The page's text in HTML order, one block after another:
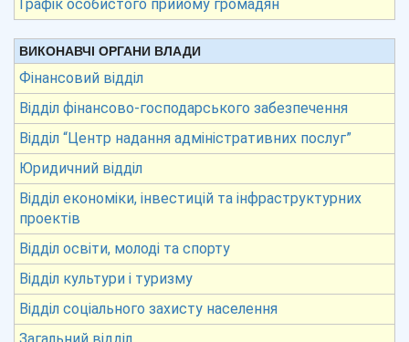
Графік особистого прийому громадян
ВИКОНАВЧІ ОРГАНИ ВЛАДИ
Фінансовий відділ
Відділ фінансово-господарського забезпечення
Відділ “Центр надання адміністративних послуг”
Юридичний відділ
Відділ економіки, інвестицій та інфраструктурних
проектів
Відділ освіти, молоді та спорту
Відділ культури і туризму
Відділ соціального захисту населення